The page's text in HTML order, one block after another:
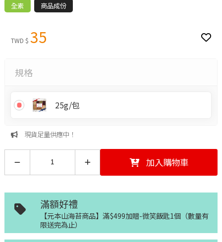
全素 商品成份
TWD $ 35
規格
25g/包
現貨足量供應中！
加入購物車
滿額好禮
【元本山海苔商品】滿$499加贈-微笑飯匙1個（數量有
限送完為止）